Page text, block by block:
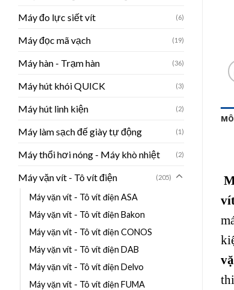
Máy đo lực siết vít (6)
Máy đọc mã vạch (19)
Máy hàn - Trạm hàn (36)
Máy hút khói QUICK (3)
Máy hút linh kiện (2)
Máy làm sạch đế giày tự động (1)
Máy thổi hơi nóng - Máy khò nhiệt (2)
Máy vặn vít - Tô vít điện (205)
Máy vặn vít - Tô vít điện ASA
Máy vặn vít - Tô vít điện Bakon
Máy vặn vít - Tô vít điện CONOS
Máy vặn vít - Tô vít điện DAB
Máy vặn vít - Tô vít điện Delvo
Máy vặn vít - Tô vít điện FUMA